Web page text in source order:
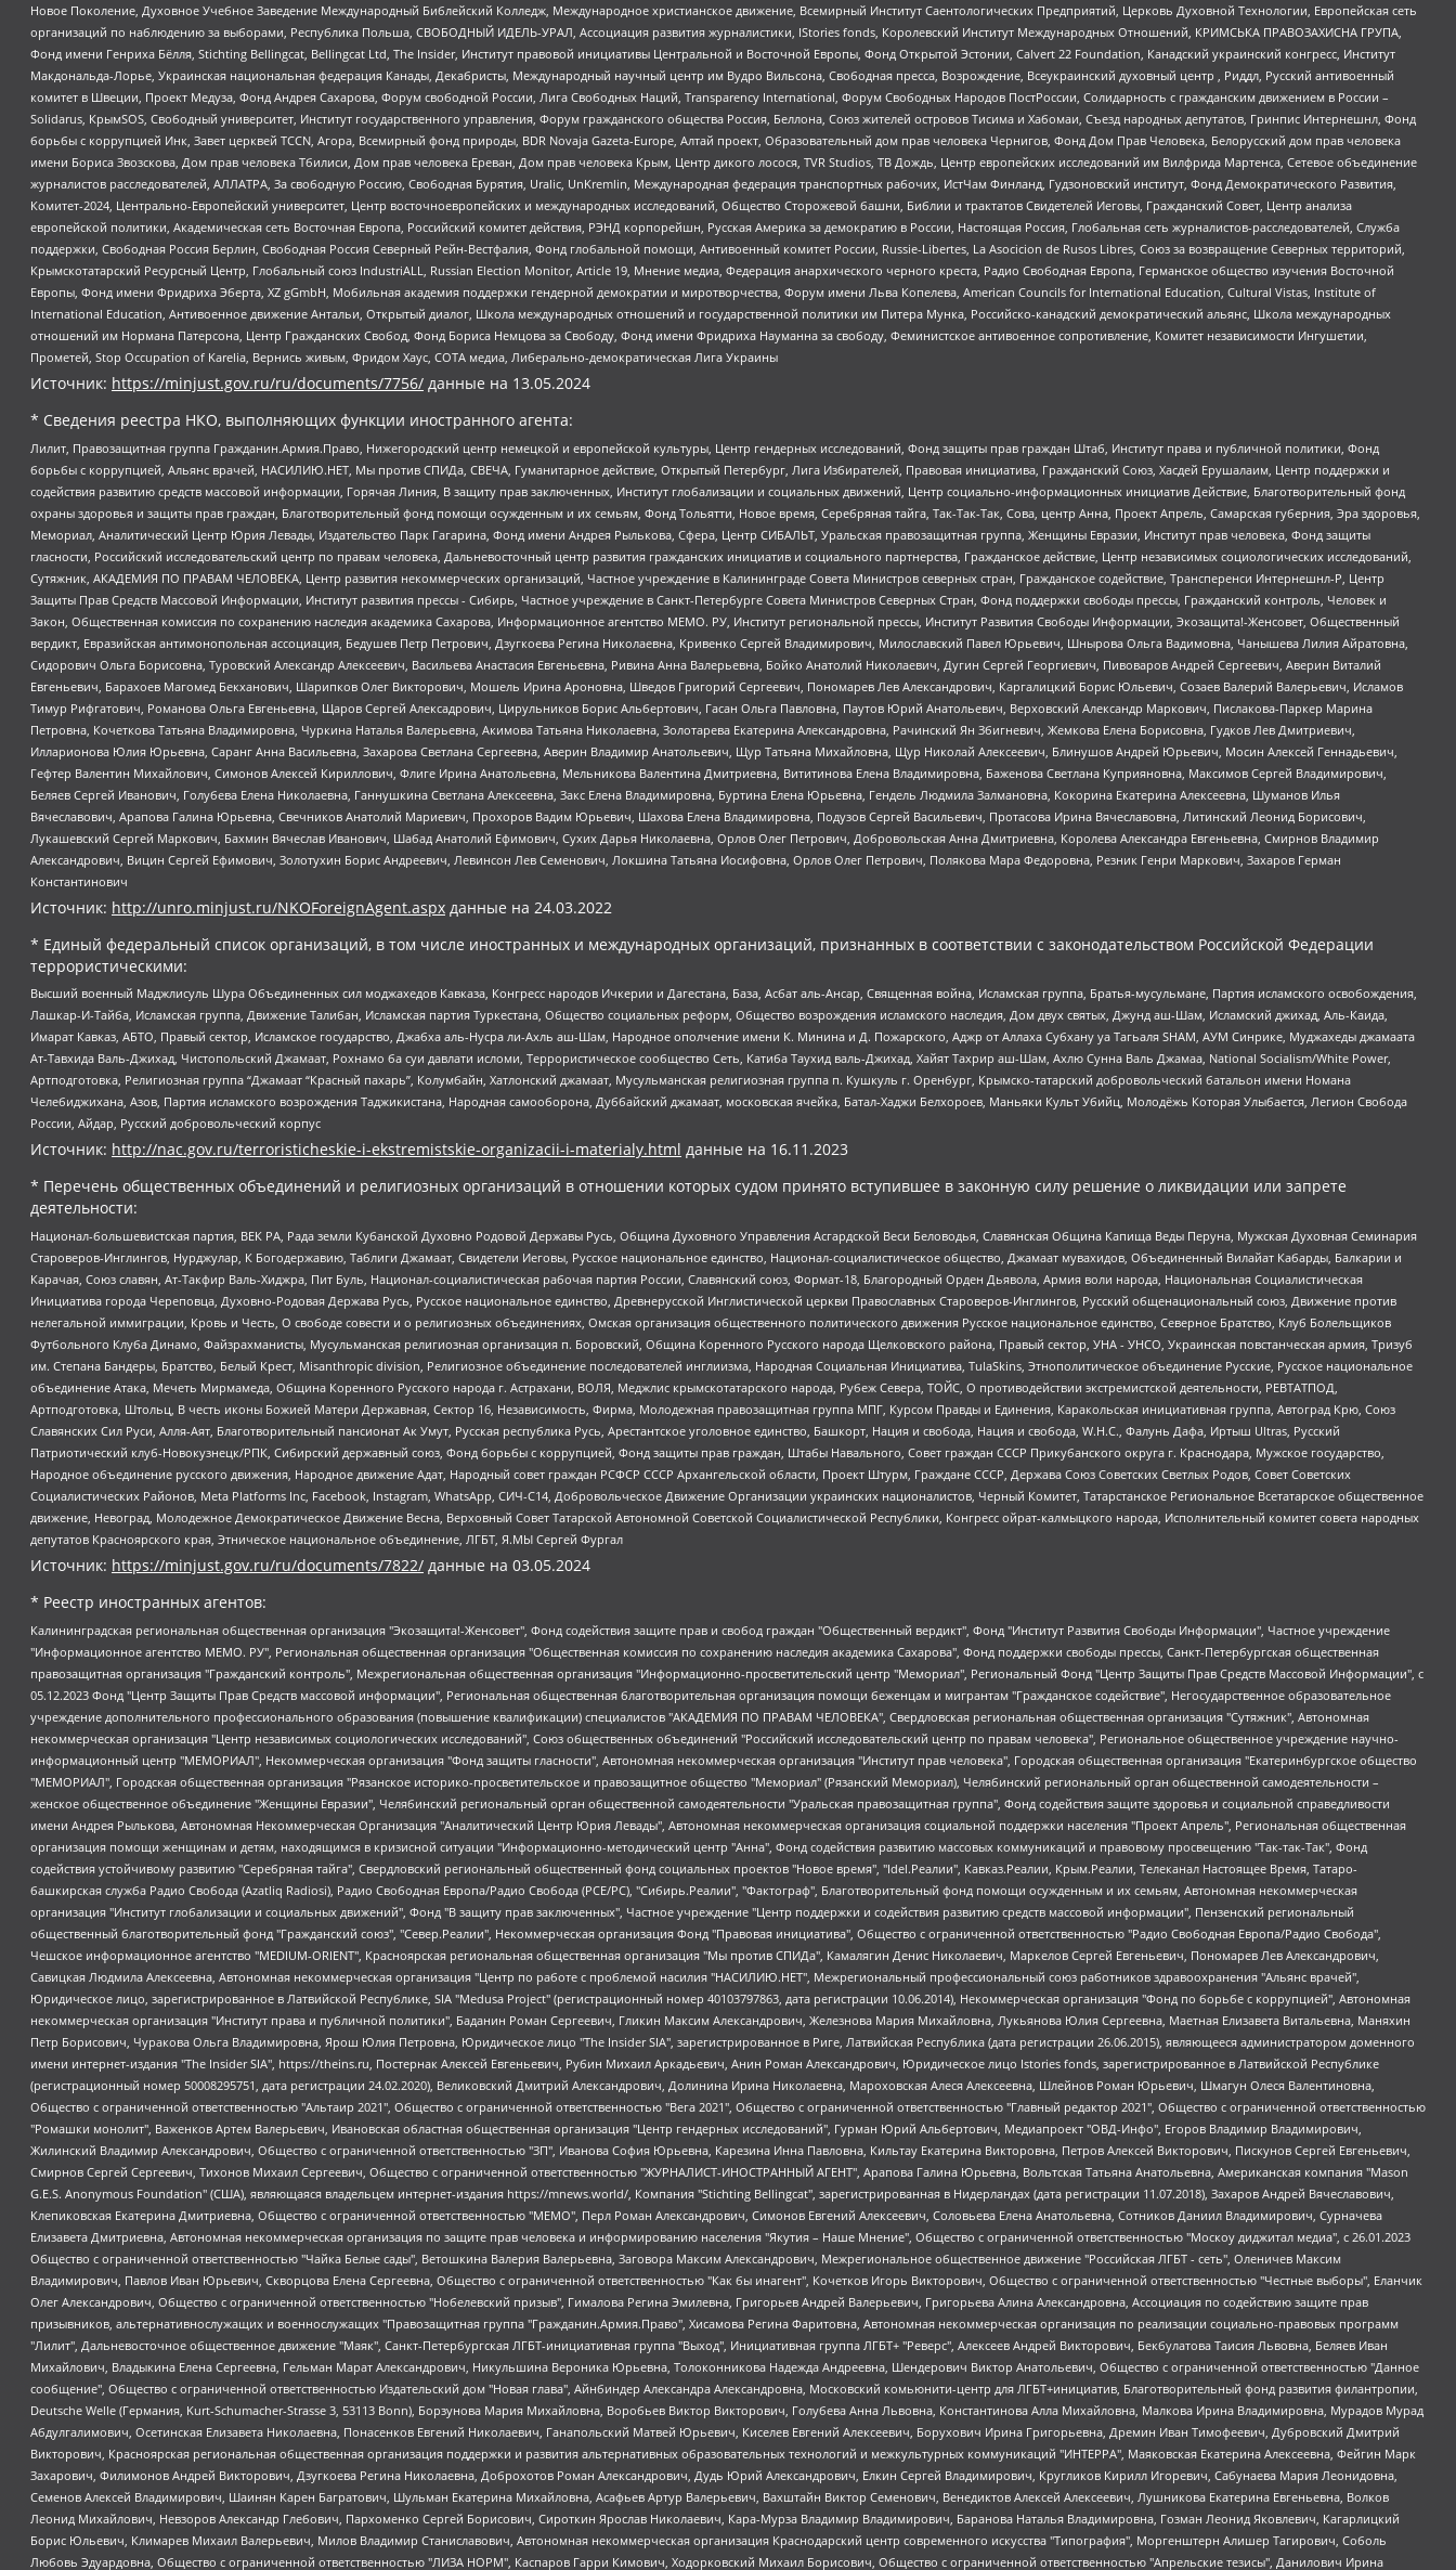
Новое Поколение, Духовное Учебное Заведение Международный Библейский Колледж, Международное христианское движение, Всемирный Институт Саентологических Предприятий, Церковь Духовной Технологии, Европейская сеть
организаций по наблюдению за выборами, Республика Польша, СВОБОДНЫЙ ИДЕЛЬ-УРАЛ, Ассоциация развития журналистики, IStories fonds, Королевский Институт Международных Отношений, КРИМСЬКА ПРАВОЗАХИСНА ГРУПА,
Фонд имени Генриха Бёлля, Stichting Bellingcat, Bellingcat Ltd, The Insider, Институт правовой инициативы Центральной и Восточной Европы, Фонд Открытой Эстонии, Calvert 22 Foundation, Канадский украинский конгресс, Институт
Макдональда-Лорье, Украинская национальная федерация Канады, Декабристы, Международный научный центр им Вудро Вильсона, Свободная пресса, Возрождение, Всеукраинский духовный центр , Риддл, Русский антивоенный
комитет в Швеции, Проект Медуза, Фонд Андрея Сахарова, Форум свободной России, Лига Свободных Наций, Transparеncy International, Форум Свободных Народов ПостРоссии, Солидарность с гражданским движением в России –
Solidarus, КрымSOS, Свободный университет, Институт государственного управления, Форум гражданского общества Россия, Беллона, Союз жителей островов Тисима и Хабомаи, Съезд народных депутатов, Гринпис Интернешнл, Фонд
борьбы с коррупцией Инк, Завет церквей TCCN, Агора, Всемирный фонд природы, BDR Novaja Gazeta-Europe, Алтай проект, Образовательный дом прав человека Чернигов, Фонд Дом Прав Человека, Белорусский дом прав человека
имени Бориса Звозскова, Дом прав человека Тбилиси, Дом прав человека Ереван, Дом прав человека Крым, Центр дикого лосося, TVR Studios, ТВ Дождь, Центр европейских исследований им Вилфрида Мартенса, Сетевое объединение
журналистов расследователей, АЛЛАТРА, За свободную Россию, Свободная Бурятия, Uralic, UnKremlin, Международная федерация транспортных рабочих, ИстЧам Финланд, Гудзоновский институт, Фонд Демократического Развития,
Комитет-2024, Центрально-Европейский университет, Центр восточноевропейских и международных исследований, Общество Сторожевой башни, Библии и трактатов Свидетелей Иеговы, Гражданский Совет, Центр анализа
европейской политики, Академическая сеть Восточная Европа, Российский комитет действия, РЭНД корпорейшн, Русская Америка за демократию в России, Настоящая Россия, Глобальная сеть журналистов-расследователей, Служба
поддержки, Свободная Россия Берлин, Свободная Россия Северный Рейн-Вестфалия, Фонд глобальной помощи, Антивоенный комитет России, Russie-Libertes, La Asocicion de Rusos Libres, Союз за возвращение Северных территорий,
Крымскотатарский Ресурсный Центр, Глобальный союз IndustriALL, Russian Election Monitor, Article 19, Мнение медиа, Федерация анархического черного креста, Радио Свободная Европа, Германское общество изучения Восточной
Европы, Фонд имени Фридриха Эберта, XZ gGmbH, Мобильная академия поддержки гендерной демократии и миротворчества, Форум имени Льва Копелева, American Councils for International Education, Cultural Vistas, Institute of
International Education, Антивоенное движение Антальи, Открытый диалог, Школа международных отношений и государственной политики им Питера Мунка, Российско-канадский демократический альянс, Школа международных
отношений им Нормана Патерсона, Центр Гражданских Свобод, Фонд Бориса Немцова за Свободу, Фонд имени Фридриха Науманна за свободу, Феминистское антивоенное сопротивление, Комитет независимости Ингушетии,
Прометей, Stop Occupation of Karelia, Вернись живым, Фридом Хаус, СОТА медиа, Либерально-демократическая Лига Украины
Источник: https://minjust.gov.ru/ru/documents/7756/ данные на 13.05.2024
* Сведения реестра НКО, выполняющих функции иностранного агента:
Лилит, Правозащитная группа Гражданин.Армия.Право, Нижегородский центр немецкой и европейской культуры, Центр гендерных исследований, Фонд защиты прав граждан Штаб, Институт права и публичной политики, Фонд
борьбы с коррупцией, Альянс врачей, НАСИЛИЮ.НЕТ, Мы против СПИДа, СВЕЧА, Гуманитарное действие, Открытый Петербург, Лига Избирателей, Правовая инициатива, Гражданский Союз, Хасдей Ерушалаим, Центр поддержки и
содействия развитию средств массовой информации, Горячая Линия, В защиту прав заключенных, Институт глобализации и социальных движений, Центр социально-информационных инициатив Действие, Благотворительный фонд
охраны здоровья и защиты прав граждан, Благотворительный фонд помощи осужденным и их семьям, Фонд Тольятти, Новое время, Серебряная тайга, Так-Так-Так, Сова, центр Анна, Проект Апрель, Самарская губерния, Эра здоровья,
Мемориал, Аналитический Центр Юрия Левады, Издательство Парк Гагарина, Фонд имени Андрея Рылькова, Сфера, Центр СИБАЛЬТ, Уральская правозащитная группа, Женщины Евразии, Институт прав человека, Фонд защиты
гласности, Российский исследовательский центр по правам человека, Дальневосточный центр развития гражданских инициатив и социального партнерства, Гражданское действие, Центр независимых социологических исследований,
Сутяжник, АКАДЕМИЯ ПО ПРАВАМ ЧЕЛОВЕКА, Центр развития некоммерческих организаций, Частное учреждение в Калининграде Совета Министров северных стран, Гражданское содействие, Трансперенси Интернешнл-Р, Центр
Защиты Прав Средств Массовой Информации, Институт развития прессы - Сибирь, Частное учреждение в Санкт-Петербурге Совета Министров Северных Стран, Фонд поддержки свободы прессы, Гражданский контроль, Человек и
Закон, Общественная комиссия по сохранению наследия академика Сахарова, Информационное агентство МЕМО. РУ, Институт региональной прессы, Институт Развития Свободы Информации, Экозащита!-Женсовет, Общественный
вердикт, Евразийская антимонопольная ассоциация, Бедушев Петр Петрович, Дзугкоева Регина Николаевна, Кривенко Сергей Владимирович, Милославский Павел Юрьевич, Шнырова Ольга Вадимовна, Чанышева Лилия Айратовна,
Сидорович Ольга Борисовна, Туровский Александр Алексеевич, Васильева Анастасия Евгеньевна, Ривина Анна Валерьевна, Бойко Анатолий Николаевич, Дугин Сергей Георгиевич, Пивоваров Андрей Сергеевич, Аверин Виталий
Евгеньевич, Барахоев Магомед Бекханович, Шарипков Олег Викторович, Мошель Ирина Ароновна, Шведов Григорий Сергеевич, Пономарев Лев Александрович, Каргалицкий Борис Юльевич, Созаев Валерий Валерьевич, Исламов
Тимур Рифгатович, Романова Ольга Евгеньевна, Щаров Сергей Алексадрович, Цирульников Борис Альбертович, Гасан Ольга Павловна, Паутов Юрий Анатольевич, Верховский Александр Маркович, Пислакова-Паркер Марина
Петровна, Кочеткова Татьяна Владимировна, Чуркина Наталья Валерьевна, Акимова Татьяна Николаевна, Золотарева Екатерина Александровна, Рачинский Ян Збигневич, Жемкова Елена Борисовна, Гудков Лев Дмитриевич,
Илларионова Юлия Юрьевна, Саранг Анна Васильевна, Захарова Светлана Сергеевна, Аверин Владимир Анатольевич, Щур Татьяна Михайловна, Щур Николай Алексеевич, Блинушов Андрей Юрьевич, Мосин Алексей Геннадьевич,
Гефтер Валентин Михайлович, Симонов Алексей Кириллович, Флиге Ирина Анатольевна, Мельникова Валентина Дмитриевна, Вититинова Елена Владимировна, Баженова Светлана Куприяновна, Максимов Сергей Владимирович,
Беляев Сергей Иванович, Голубева Елена Николаевна, Ганнушкина Светлана Алексеевна, Закс Елена Владимировна, Буртина Елена Юрьевна, Гендель Людмила Залмановна, Кокорина Екатерина Алексеевна, Шуманов Илья
Вячеславович, Арапова Галина Юрьевна, Свечников Анатолий Мариевич, Прохоров Вадим Юрьевич, Шахова Елена Владимировна, Подузов Сергей Васильевич, Протасова Ирина Вячеславовна, Литинский Леонид Борисович,
Лукашевский Сергей Маркович, Бахмин Вячеслав Иванович, Шабад Анатолий Ефимович, Сухих Дарья Николаевна, Орлов Олег Петрович, Добровольская Анна Дмитриевна, Королева Александра Евгеньевна, Смирнов Владимир
Александрович, Вицин Сергей Ефимович, Золотухин Борис Андреевич, Левинсон Лев Семенович, Локшина Татьяна Иосифовна, Орлов Олег Петрович, Полякова Мара Федоровна, Резник Генри Маркович, Захаров Герман
Константинович
Источник: http://unro.minjust.ru/NKOForeignAgent.aspx данные на 24.03.2022
* Единый федеральный список организаций, в том числе иностранных и международных организаций, признанных в соответствии с законодательством Российской Федерации
террористическими:
Высший военный Маджлисуль Шура Объединенных сил моджахедов Кавказа, Конгресс народов Ичкерии и Дагестана, База, Асбат аль-Ансар, Священная война, Исламская группа, Братья-мусульмане, Партия исламского освобождения,
Лашкар-И-Тайба, Исламская группа, Движение Талибан, Исламская партия Туркестана, Общество социальных реформ, Общество возрождения исламского наследия, Дом двух святых, Джунд аш-Шам, Исламский джихад, Аль-Каида,
Имарат Кавказ, АБТО, Правый сектор, Исламское государство, Джабха аль-Нусра ли-Ахль аш-Шам, Народное ополчение имени К. Минина и Д. Пожарского, Аджр от Аллаха Субхану уа Тагьаля SHAM, АУМ Синрике, Муджахеды джамаата
Ат-Тавхида Валь-Джихад, Чистопольский Джамаат, Рохнамо ба суи давлати исломи, Террористическое сообщество Сеть, Катиба Таухид валь-Джихад, Хайят Тахрир аш-Шам, Ахлю Сунна Валь Джамаа, National Socialism/White Power,
Артподготовка, Религиозная группа “Джамаат “Красный пахарь”, Колумбайн, Хатлонский джамаат, Мусульманская религиозная группа п. Кушкуль г. Оренбург, Крымско-татарский добровольческий батальон имени Номана
Челебиджихана, Азов, Партия исламского возрождения Таджикистана, Народная самооборона, Дуббайский джамаат, московская ячейка, Батал-Хаджи Белхороев, Маньяки Культ Убийц, Молодёжь Которая Улыбается, Легион Свобода
России, Айдар, Русский добровольческий корпус
Источник: http://nac.gov.ru/terroristicheskie-i-ekstremistskie-organizacii-i-materialy.html данные на 16.11.2023
* Перечень общественных объединений и религиозных организаций в отношении которых судом принято вступившее в законную силу решение о ликвидации или запрете
деятельности:
Национал-большевистская партия, ВЕК РА, Рада земли Кубанской Духовно Родовой Державы Русь, Община Духовного Управления Асгардской Веси Беловодья, Славянская Община Капища Веды Перуна, Мужская Духовная Семинария
Староверов-Инглингов, Нурджулар, К Богодержавию, Таблиги Джамаат, Свидетели Иеговы, Русское национальное единство, Национал-социалистическое общество, Джамаат мувахидов, Объединенный Вилайат Кабарды, Балкарии и
Карачая, Союз славян, Ат-Такфир Валь-Хиджра, Пит Буль, Национал-социалистическая рабочая партия России, Славянский союз, Формат-18, Благородный Орден Дьявола, Армия воли народа, Национальная Социалистическая
Инициатива города Череповца, Духовно-Родовая Держава Русь, Русское национальное единство, Древнерусской Инглистической церкви Православных Староверов-Инглингов, Русский общенациональный союз, Движение против
нелегальной иммиграции, Кровь и Честь, О свободе совести и о религиозных объединениях, Омская организация общественного политического движения Русское национальное единство, Северное Братство, Клуб Болельщиков
Футбольного Клуба Динамо, Файзрахманисты, Мусульманская религиозная организация п. Боровский, Община Коренного Русского народа Щелковского района, Правый сектор, УНА - УНСО, Украинская повстанческая армия, Тризуб
им. Степана Бандеры, Братство, Белый Крест, Misanthropic division, Религиозное объединение последователей инглиизма, Народная Социальная Инициатива, TulaSkins, Этнополитическое объединение Русские, Русское национальное
объединение Атака, Мечеть Мирмамеда, Община Коренного Русского народа г. Астрахани, ВОЛЯ, Меджлис крымскотатарского народа, Рубеж Севера, ТОЙС, О противодействии экстремистской деятельности, РЕВТАТПОД,
Артподготовка, Штольц, В честь иконы Божией Матери Державная, Сектор 16, Независимость, Фирма, Молодежная правозащитная группа МПГ, Курсом Правды и Единения, Каракольская инициативная группа, Автоград Крю, Союз
Славянских Сил Руси, Алля-Аят, Благотворительный пансионат Ак Умут, Русская республика Русь, Арестантское уголовное единство, Башкорт, Нация и свобода, Нация и свобода, W.H.С., Фалунь Дафа, Иртыш Ultras, Русский
Патриотический клуб-Новокузнецк/РПК, Сибирский державный союз, Фонд борьбы с коррупцией, Фонд защиты прав граждан, Штабы Навального, Совет граждан СССР Прикубанского округа г. Краснодара, Мужское государство,
Народное объединение русского движения, Народное движение Адат, Народный совет граждан РСФСР СССР Архангельской области, Проект Штурм, Граждане СССР, Держава Союз Советских Светлых Родов, Совет Советских
Социалистических Районов, Meta Platforms Inc, Facebook, Instagram, WhatsApp, СИЧ-С14, Добровольческое Движение Организации украинских националистов, Черный Комитет, Татарстанское Региональное Всетатарское общественное
движение, Невоград, Молодежное Демократическое Движение Весна, Верховный Совет Татарской Автономной Советской Социалистической Республики, Конгресс ойрат-калмыцкого народа, Исполнительный комитет совета народных
депутатов Красноярского края, Этническое национальное объединение, ЛГБТ, Я.МЫ Сергей Фургал
Источник: https://minjust.gov.ru/ru/documents/7822/ данные на 03.05.2024
* Реестр иностранных агентов:
Калининградская региональная общественная организация "Экозащита!-Женсовет", Фонд содействия защите прав и свобод граждан "Общественный вердикт", Фонд "Институт Развития Свободы Информации", Частное учреждение "Информационное агентство МЕМО. РУ", Региональная общественная организация "Общественная комиссия по сохранению наследия академика Сахарова", Фонд поддержки свободы прессы, Санкт-Петербургская общественная правозащитная организация "Гражданский контроль", Межрегиональная общественная организация "Информационно-просветительский центр "Мемориал", Региональный Фонд "Центр Защиты Прав Средств Массовой Информации", с 05.12.2023 Фонд "Центр Защиты Прав Средств массовой информации", Региональная общественная благотворительная организация помощи беженцам и мигрантам "Гражданское содействие", Негосударственное образовательное учреждение дополнительного профессионального образования (повышение квалификации) специалистов "АКАДЕМИЯ ПО ПРАВАМ ЧЕЛОВЕКА", Свердловская региональная общественная организация "Сутяжник", Автономная некоммерческая организация "Центр независимых социологических исследований", Союз общественных объединений "Российский исследовательский центр по правам человека", Региональное общественное учреждение научно-информационный центр "МЕМОРИАЛ", Некоммерческая организация "Фонд защиты гласности", Автономная некоммерческая организация "Институт прав человека", Городская общественная организация "Екатеринбургское общество "МЕМОРИАЛ", Городская общественная организация "Рязанское историко-просветительское и правозащитное общество "Мемориал" (Рязанский Мемориал), Челябинский региональный орган общественной самодеятельности – женское общественное объединение "Женщины Евразии", Челябинский региональный орган общественной самодеятельности "Уральская правозащитная группа", Фонд содействия защите здоровья и социальной справедливости имени Андрея Рылькова, Автономная Некоммерческая Организация "Аналитический Центр Юрия Левады", Автономная некоммерческая организация социальной поддержки населения "Проект Апрель", Региональная общественная организация помощи женщинам и детям, находящимся в кризисной ситуации "Информационно-методический центр "Анна", Фонд содействия развитию массовых коммуникаций и правовому просвещению "Так-так-Так", Фонд содействия устойчивому развитию "Серебряная тайга", Свердловский региональный общественный фонд социальных проектов "Новое время", "Idel.Реалии", Кавказ.Реалии, Крым.Реалии, Телеканал Настоящее Время, Татаро-башкирская служба Радио Свобода (Azatliq Radiosi), Радио Свободная Европа/Радио Свобода (PCE/PC), "Сибирь.Реалии", "Фактограф", Благотворительный фонд помощи осужденным и их семьям, Автономная некоммерческая организация "Институт глобализации и социальных движений", Фонд "В защиту прав заключенных", Частное учреждение "Центр поддержки и содействия развитию средств массовой информации", Пензенский региональный общественный благотворительный фонд "Гражданский союз", "Север.Реалии", Некоммерческая организация Фонд "Правовая инициатива", Общество с ограниченной ответственностью "Радио Свободная Европа/Радио Свобода", Чешское информационное агентство "MEDIUM-ORIENT", Красноярская региональная общественная организация "Мы против СПИДа", Камалягин Денис Николаевич, Маркелов Сергей Евгеньевич, Пономарев Лев Александрович, Савицкая Людмила Алексеевна, Автономная некоммерческая организация "Центр по работе с проблемой насилия "НАСИЛИЮ.НЕТ", Межрегиональный профессиональный союз работников здравоохранения "Альянс врачей", Юридическое лицо, зарегистрированное в Латвийской Республике, SIA "Medusa Project" (регистрационный номер 40103797863, дата регистрации 10.06.2014), Некоммерческая организация "Фонд по борьбе с коррупцией", Автономная некоммерческая организация "Институт права и публичной политики", Баданин Роман Сергеевич, Гликин Максим Александрович, Железнова Мария Михайловна, Лукьянова Юлия Сергеевна, Маетная Елизавета Витальевна, Маняхин Петр Борисович, Чуракова Ольга Владимировна, Ярош Юлия Петровна, Юридическое лицо "The Insider SIA", зарегистрированное в Риге, Латвийская Республика (дата регистрации 26.06.2015), являющееся администратором доменного имени интернет-издания "The Insider SIA", https://theins.ru, Постернак Алексей Евгеньевич, Рубин Михаил Аркадьевич, Анин Роман Александрович, Юридическое лицо Istories fonds, зарегистрированное в Латвийской Республике (регистрационный номер 50008295751, дата регистрации 24.02.2020), Великовский Дмитрий Александрович, Долинина Ирина Николаевна, Мароховская Алеся Алексеевна, Шлейнов Роман Юрьевич, Шмагун Олеся Валентиновна, Общество с ограниченной ответственностью "Альтаир 2021", Общество с ограниченной ответственностью "Вега 2021", Общество с ограниченной ответственностью "Главный редактор 2021", Общество с ограниченной ответственностью "Ромашки монолит", Важенков Артем Валерьевич, Ивановская областная общественная организация "Центр гендерных исследований", Гурман Юрий Альбертович, Медиапроект "ОВД-Инфо", Егоров Владимир Владимирович, Жилинский Владимир Александрович, Общество с ограниченной ответственностью "ЗП", Иванова София Юрьевна, Карезина Инна Павловна, Кильтау Екатерина Викторовна, Петров Алексей Викторович, Пискунов Сергей Евгеньевич, Смирнов Сергей Сергеевич, Тихонов Михаил Сергеевич, Общество с ограниченной ответственностью "ЖУРНАЛИСТ-ИНОСТРАННЫЙ АГЕНТ", Арапова Галина Юрьевна, Вольтская Татьяна Анатольевна, Американская компания "Mason G.E.S. Anonymous Foundation" (США), являющаяся владельцем интернет-издания https://mnews.world/, Компания "Stichting Bellingcat", зарегистрированная в Нидерландах (дата регистрации 11.07.2018), Захаров Андрей Вячеславович, Клепиковская Екатерина Дмитриевна, Общество с ограниченной ответственностью "МЕМО", Перл Роман Александрович, Симонов Евгений Алексеевич, Соловьева Елена Анатольевна, Сотников Даниил Владимирович, Сурначева Елизавета Дмитриевна, Автономная некоммерческая организация по защите прав человека и информированию населения "Якутия – Наше Мнение", Общество с ограниченной ответственностью "Москоу диджитал медиа", с 26.01.2023 Общество с ограниченной ответственностью "Чайка Белые сады", Ветошкина Валерия Валерьевна, Заговора Максим Александрович, Межрегиональное общественное движение "Российская ЛГБТ - сеть", Оленичев Максим Владимирович, Павлов Иван Юрьевич, Скворцова Елена Сергеевна, Общество с ограниченной ответственностью "Как бы инагент", Кочетков Игорь Викторович, Общество с ограниченной ответственностью "Честные выборы", Еланчик Олег Александрович, Общество с ограниченной ответственностью "Нобелевский призыв", Гималова Регина Эмилевна, Григорьев Андрей Валерьевич, Григорьева Алина Александровна, Ассоциация по содействию защите прав призывников, альтернативнослужащих и военнослужащих "Правозащитная группа "Гражданин.Армия.Право", Хисамова Регина Фаритовна, Автономная некоммерческая организация по реализации социально-правовых программ "Лилит", Дальневосточное общественное движение "Маяк", Санкт-Петербургская ЛГБТ-инициативная группа "Выход", Инициативная группа ЛГБТ+ "Реверс", Алексеев Андрей Викторович, Бекбулатова Таисия Львовна, Беляев Иван Михайлович, Владыкина Елена Сергеевна, Гельман Марат Александрович, Никульшина Вероника Юрьевна, Толоконникова Надежда Андреевна, Шендерович Виктор Анатольевич, Общество с ограниченной ответственностью "Данное сообщение", Общество с ограниченной ответственностью Издательский дом "Новая глава", Айнбиндер Александра Александровна, Московский комьюнити-центр для ЛГБТ+инициатив, Благотворительный фонд развития филантропии, Deutsche Welle (Германия, Kurt-Schumacher-Strasse 3, 53113 Bonn), Борзунова Мария Михайловна, Воробьев Виктор Викторович, Голубева Анна Львовна, Константинова Алла Михайловна, Малкова Ирина Владимировна, Мурадов Мурад Абдулгалимович, Осетинская Елизавета Николаевна, Понасенков Евгений Николаевич, Ганапольский Матвей Юрьевич, Киселев Евгений Алексеевич, Борухович Ирина Григорьевна, Дремин Иван Тимофеевич, Дубровский Дмитрий Викторович, Красноярская региональная общественная организация поддержки и развития альтернативных образовательных технологий и межкультурных коммуникаций "ИНТЕРРА", Маяковская Екатерина Алексеевна, Фейгин Марк Захарович, Филимонов Андрей Викторович, Дзугкоева Регина Николаевна, Доброхотов Роман Александрович, Дудь Юрий Александрович, Елкин Сергей Владимирович, Кругликов Кирилл Игоревич, Сабунаева Мария Леонидовна, Семенов Алексей Владимирович, Шаинян Карен Багратович, Шульман Екатерина Михайловна, Асафьев Артур Валерьевич, Вахштайн Виктор Семенович, Венедиктов Алексей Алексеевич, Лушникова Екатерина Евгеньевна, Волков Леонид Михайлович, Невзоров Александр Глебович, Пархоменко Сергей Борисович, Сироткин Ярослав Николаевич, Кара-Мурза Владимир Владимирович, Баранова Наталья Владимировна, Гозман Леонид Яковлевич, Кагарлицкий Борис Юльевич, Климарев Михаил Валерьевич, Милов Владимир Станиславович, Автономная некоммерческая организация Краснодарский центр современного искусства "Типография", Моргенштерн Алишер Тагирович, Соболь Любовь Эдуардовна, Общество с ограниченной ответственностью "ЛИЗА НОРМ", Каспаров Гарри Кимович, Ходорковский Михаил Борисович, Общество с ограниченной ответственностью "Апрельские тезисы", Данилович Ирина Брониславовна, Кашин Олег Владимирович, Петров Николай Владимирович, Пивоваров Алексей Владимирович, Соколов Михаил Владимирович, Цветкова Юлия Владимировна, Чичваркин Евгений Александрович, Комитет против пыток/Команда против пыток, Общество с ограниченной ответственностью "Первый научный", Общество с ограниченной ответственностью "Вертолет и ко", Белоцерковская Вероника Борисовна, Кац Максим Евгеньевич, Лазарева Татьяна Юрьевна, Шаведдинов Руслан Табризович, Яшин Илья Валерьевич, Общество с ограниченной ответственностью "Иноагент ААВ", Алешковский Дмитрий Петрович, Альбац Евгения Марковна, Быков Дмитрий Львович, Галямина Юлия Евгеньевна, Лойко Сергей Леонидович, Мартынов Кирилл Константинович, Медведев Сергей Александрович, Крашенинников Федор Геннадиевич, Гордеева Катерина Вл